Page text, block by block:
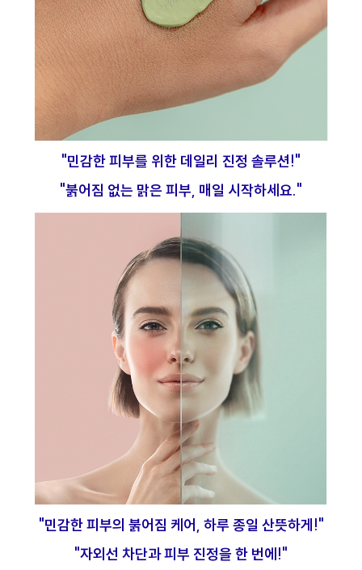
"민감한 피부를 위한 데일리 진정 솔루션!"
"붉어짐 없는 맑은 피부, 매일 시작하세요."
"민감한 피부의 붉어짐 케어, 하루 종일 산뜻하게!"
"자외선 차단과 피부 진정을 한 번에!"